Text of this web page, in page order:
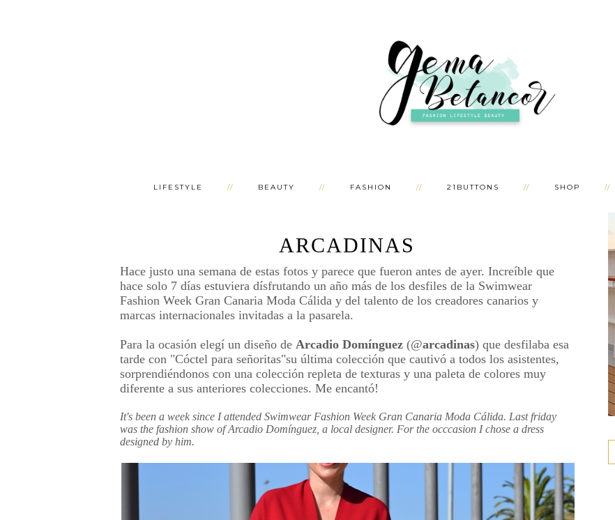
LIFESTYLE BEAUTY FASHION 21BUTTONS SHOP
ARCADINAS
Hace justo una semana de estas fotos y parece que fueron antes de ayer. Increíble que
hace solo 7 días estuviera dísfrutando un año más de los desfiles de la Swimwear
Fashion Week Gran Canaria Moda Cálida y del talento de los creadores canarios y
marcas internacionales invitadas a la pasarela.
Para la ocasión elegí un diseño de Arcadio Domínguez (@arcadinas) que desfilaba esa
tarde con "Cóctel para señoritas"su última colección que cautivó a todos los asistentes,
sorprendiéndonos con una colección repleta de texturas y una paleta de colores muy
diferente a sus anteriores colecciones. Me encantó!
It's been a week since I attended Swimwear Fashion Week Gran Canaria Moda Cálida. Last friday
was the fashion show of Arcadio Domínguez, a local designer. For the occcasion I chose a dress
designed by him.